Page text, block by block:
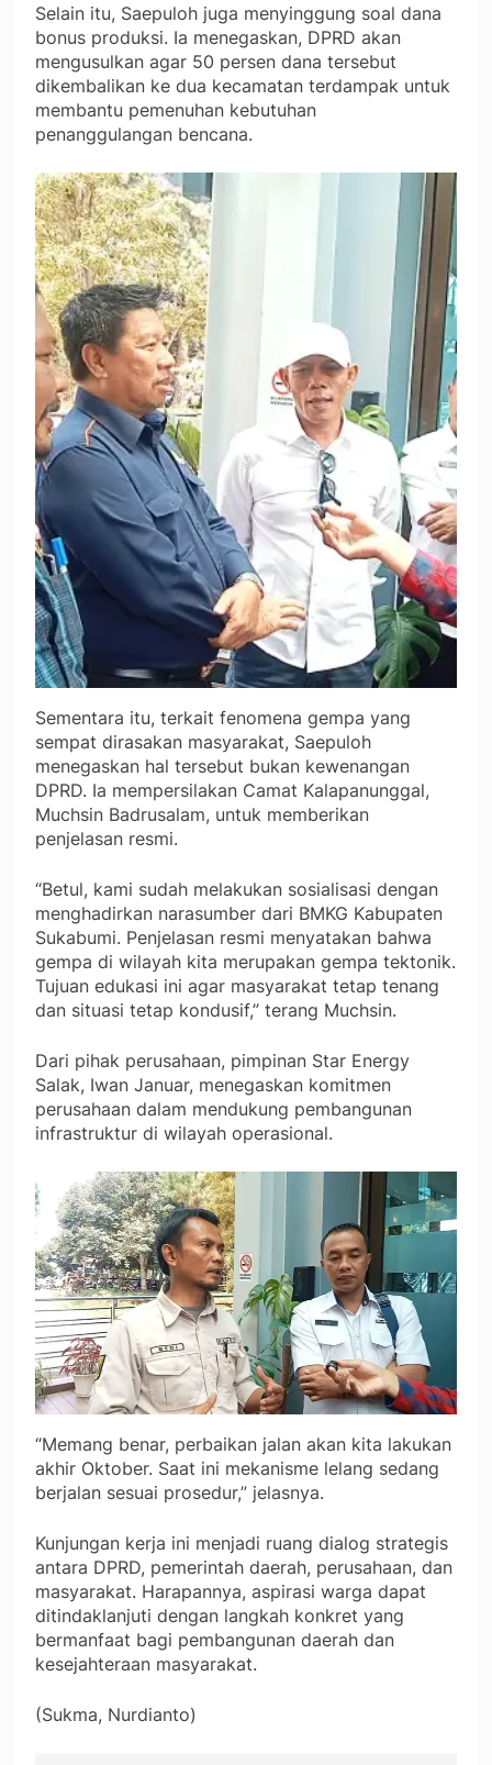
Selain itu, Saepuloh juga menyinggung soal dana
bonus produksi. Ia menegaskan, DPRD akan
mengusulkan agar 50 persen dana tersebut
dikembalikan ke dua kecamatan terdampak untuk
membantu pemenuhan kebutuhan
penanggulangan bencana.
Sementara itu, terkait fenomena gempa yang
sempat dirasakan masyarakat, Saepuloh
menegaskan hal tersebut bukan kewenangan
DPRD. Ia mempersilakan Camat Kalapanunggal,
Muchsin Badrusalam, untuk memberikan
penjelasan resmi.
“Betul, kami sudah melakukan sosialisasi dengan
menghadirkan narasumber dari BMKG Kabupaten
Sukabumi. Penjelasan resmi menyatakan bahwa
gempa di wilayah kita merupakan gempa tektonik.
Tujuan edukasi ini agar masyarakat tetap tenang
dan situasi tetap kondusif,” terang Muchsin.
Dari pihak perusahaan, pimpinan Star Energy
Salak, Iwan Januar, menegaskan komitmen
perusahaan dalam mendukung pembangunan
infrastruktur di wilayah operasional.
“Memang benar, perbaikan jalan akan kita lakukan
akhir Oktober. Saat ini mekanisme lelang sedang
berjalan sesuai prosedur,” jelasnya.
Kunjungan kerja ini menjadi ruang dialog strategis
antara DPRD, pemerintah daerah, perusahaan, dan
masyarakat. Harapannya, aspirasi warga dapat
ditindaklanjuti dengan langkah konkret yang
bermanfaat bagi pembangunan daerah dan
kesejahteraan masyarakat.
(Sukma, Nurdianto)